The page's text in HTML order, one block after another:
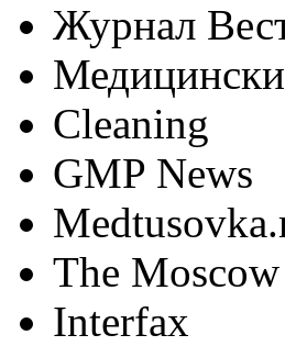
Журнал
Cleaning
GMP News
The
Interfax